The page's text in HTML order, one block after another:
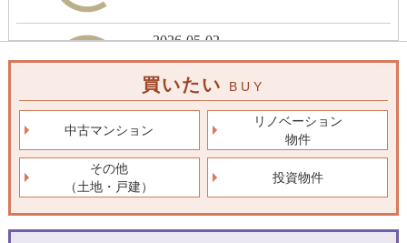
買いたい BUY
中古マンション
リノベーション
物件
その他
（土地・戸建）
投資物件